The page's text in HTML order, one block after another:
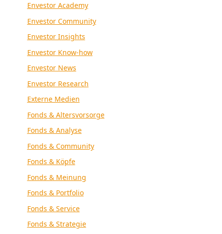
Envestor Academy
Envestor Community
Envestor Insights
Envestor Know-how
Envestor News
Envestor Research
Externe Medien
Fonds & Altersvorsorge
Fonds & Analyse
Fonds & Community
Fonds & Köpfe
Fonds & Meinung
Fonds & Portfolio
Fonds & Service
Fonds & Strategie